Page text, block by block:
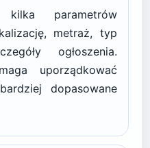
kilka parametrów
metraż, typ
ogłoszenia.
uporządkować
dopasowane